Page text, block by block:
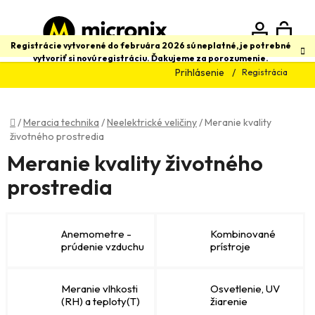
obsah
Registrácie vytvorené do februára 2026 sú neplatné, je potrebné
vytvoriť si novú registráciu. Ďakujeme za porozumenie.
Prihlásenie Registrácia
Hľadať
Domov
/Meracia technika /Neelektrické veličiny/Meranie kvality
životného prostredia
Meranie kvality životného
prostredia
Anemometre -
prúdenie vzduchu
Kombinované
prístroje
Meranie vlhkosti
(RH) a teploty(T)
Osvetlenie, UV
žiarenie